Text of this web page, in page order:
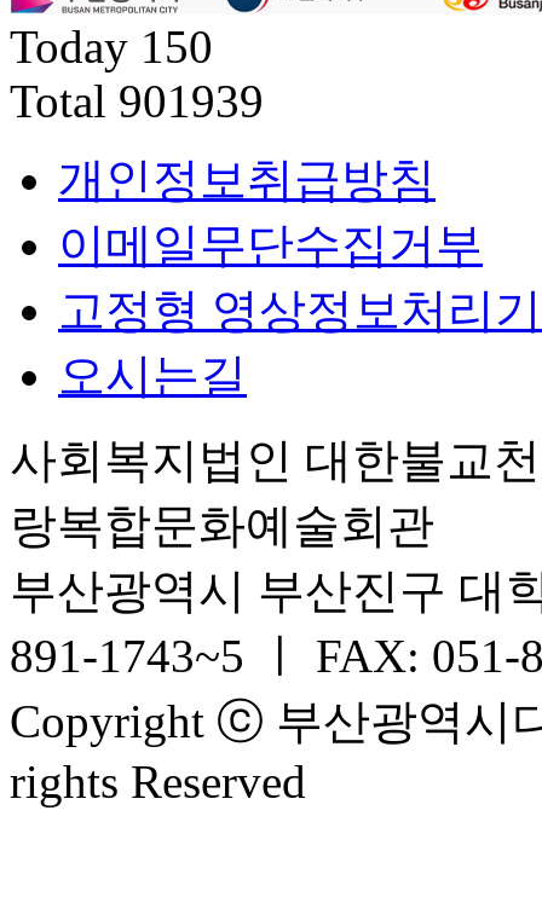
Today 150
Total 901939
개인정보취급방침
이메일무단수집거부
고정형 영상정보처리
오시는길
사회복지법인 대한불교
랑복합문화예술회관
부산광역시 부산진구 대
891-1743~5 ㅣ FAX: 051-
Copyright ⓒ 부산광역시
rights Reserved